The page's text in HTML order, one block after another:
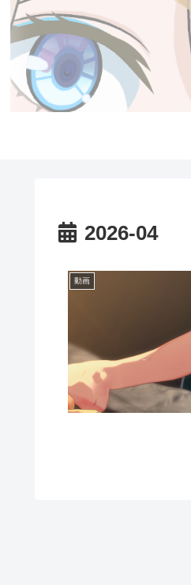
2026-04
動画